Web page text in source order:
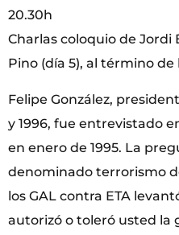
20.30h
Charlas coloquio de Jordi
Pino (día 5), al término
Felipe González,
y 1996, fue entrevistado
en enero de 1995. La
denominado terrorismo
los GAL contra ETA
autorizó o toleró usted la